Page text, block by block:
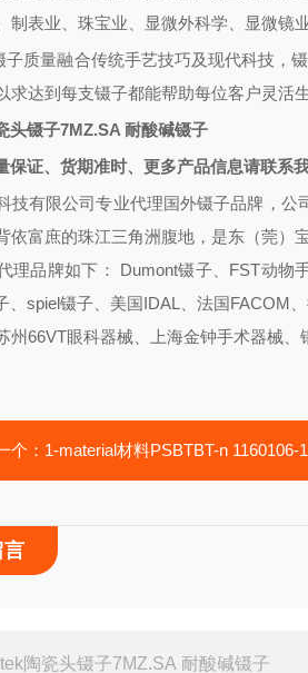
制表业、珠宝业、显微外科学、显微镜
子质量融合传统手艺技巧及现代科技，
求达到每支镊子都能帮助每位客户灵活生
头镊子7MZ.SA 耐酸碱镊子
保证、货期准时、更多产品信息请联系
技有限公司专业代理国外镊子品牌，公
依富庶的珠江三角洲腹地，是东（莞）
理品牌如下： Dumont镊子、FST动物
、spiel镊子、美国IDAL、法国FACOM
州66VT眼科器械、上海金钟手术器械
个： 1-material材料PSBTBT-n 1160106-18-2
言